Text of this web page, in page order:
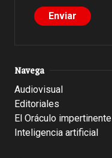
Navega
Audiovisual
Editoriales
El Oráculo impertinente
Inteligencia artificial